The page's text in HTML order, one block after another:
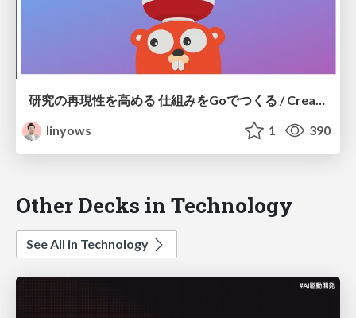
研究の再現性を高める 仕組みをGoでつくる / Creating a system to improve the reproducibility of research using go
linyows
1 390
Other Decks in Technology
See All in Technology